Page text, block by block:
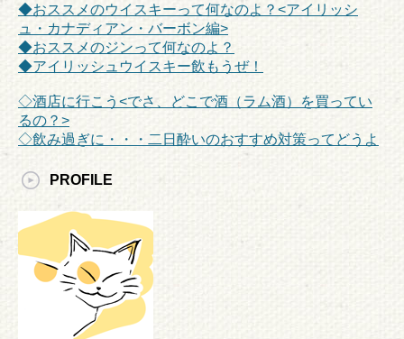
◆おススメのウイスキーって何なのよ？<アイリッシ
ュ・カナディアン・バーボン編>
◆おススメのジンって何なのよ？
◆アイリッシュウイスキー飲もうぜ！
◇酒店に行こう<でさ、どこで酒（ラム酒）を買ってい
るの？>
◇飲み過ぎに・・・二日酔いのおすすめ対策ってどうよ
PROFILE